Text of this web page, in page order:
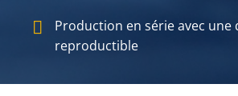
Production en série avec une
reproductible